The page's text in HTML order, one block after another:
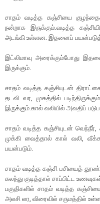
சாதம் வடித்த கஞ்சியை
நன்றாக இருக்கும்.வடித்த
அடங்கி உள்ளன. இதனைப்
இட்லிமாவு அரைக்கும்போது
இருக்கும்.
சாதம் வடித்த கஞ்சியுடன்
தடவி வர, முகத்தில்
இருக்கும்.கால் வலியில் அவதிப்
சாதம் வடித்த கஞ்சியுடன்
முக்கி வைத்தால் கால் வலி,
பயன்படும்.
சாதம் வடித்த கஞ்சி பசியைத்
கலந்து குடித்தால் சாப்பிட்ட
பகுதிகளில் சாதம் வடித்த
அலசி லர, விரைவில் சருமத்தில்